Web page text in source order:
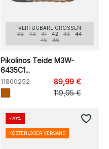
VERFÜGBARE GRÖSSEN
39
40 41 42 43
44
45
46
Pikolinos Teide M3W-
6435C1...
11800252
89,99 €
119,95 €
-29%
KOSTENLOSER VERSAND
favorite_border